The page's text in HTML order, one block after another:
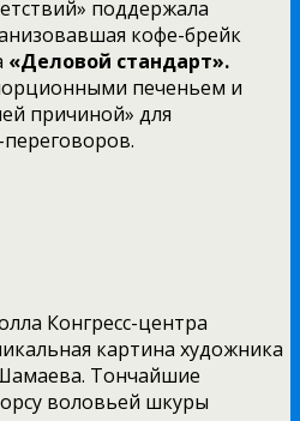
поддержала
кофе-брейк
«Деловой стандарт».
печеньем и
причиной» для
переговоров.
Конгресс-центра
картина художника
Тончайшие
воловьей шкуры